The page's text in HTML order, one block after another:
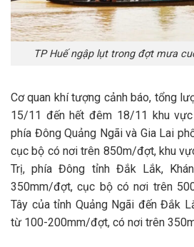
TP Huế ngập lụt trong đợt mưa
Cơ quan khí tượng cảnh báo, tổng
15/11 đến hết đêm 18/11 khu vực
phía Đông Quảng Ngãi và Gia Lai
cục bộ có nơi trên 850m/đợt, khu
Trị, phía Đông tỉnh Đắk Lắk,
350mm/đợt, cục bộ có nơi trên
Tây của tỉnh Quảng Ngãi đến Đắk
từ 100-200mm/đợt, có nơi trên